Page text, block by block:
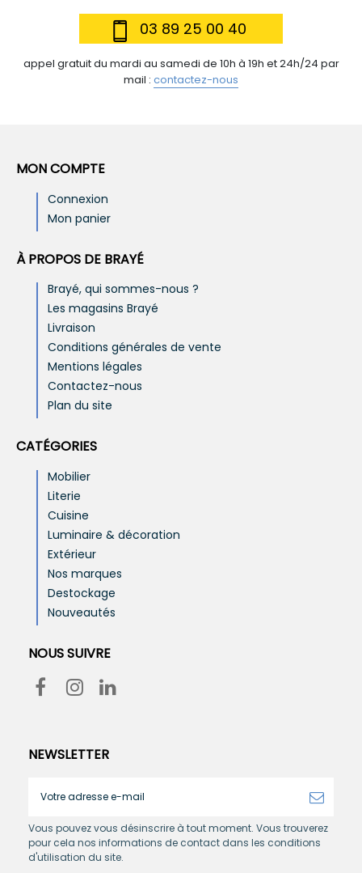
03 89 25 00 40
appel gratuit du mardi au samedi de 10h à 19h et 24h/24 par
mail : contactez-nous
MON COMPTE
Connexion
Mon panier
À PROPOS DE BRAYÉ
Brayé, qui sommes-nous ?
Les magasins Brayé
Livraison
Conditions générales de vente
Mentions légales
Contactez-nous
Plan du site
CATÉGORIES
Mobilier
Literie
Cuisine
Luminaire & décoration
Extérieur
Nos marques
Destockage
Nouveautés
NOUS SUIVRE
NEWSLETTER
Vous pouvez vous désinscrire à tout moment. Vous trouverez
pour cela nos informations de contact dans les conditions
d'utilisation du site.